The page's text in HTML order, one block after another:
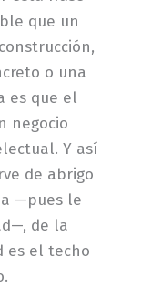
que un
o una
es que el
negocio
Y así
de abrigo
—pues le
de la
es el techo